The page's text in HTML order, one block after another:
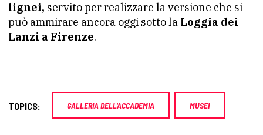
lignei, servito per realizzare la versione che si
può ammirare ancora oggi sotto la Loggia dei
Lanzi a Firenze.
TOPICS: GALLERIA DELL'ACCADEMIA MUSEI